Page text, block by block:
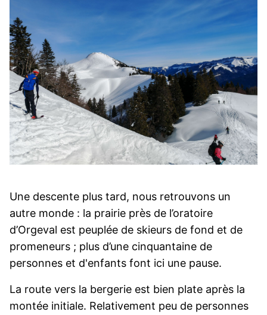
Une descente plus tard, nous retrouvons un
autre monde : la prairie près de l’oratoire
d’Orgeval est peuplée de skieurs de fond et de
promeneurs ; plus d’une cinquantaine de
personnes et d'enfants font ici une pause.
La route vers la bergerie est bien plate après la
montée initiale. Relativement peu de personnes